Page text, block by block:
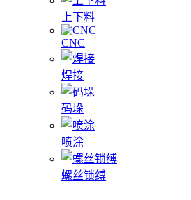
上下料
CNC
焊接
码垛
喷涂
螺丝锁缚